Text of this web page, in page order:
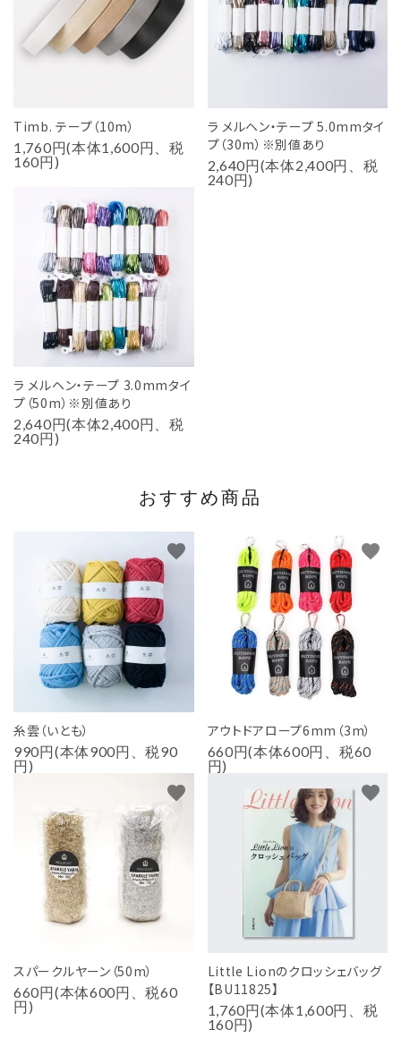
Timb. テープ（10m）
1,760円(本体1,600円、税
160円)
ラ メルヘン・テープ 5.0mmタイ
プ（30m）※別値あり
2,640円(本体2,400円、税
240円)
ラ メルヘン・テープ 3.0mmタイ
プ（50m）※別値あり
2,640円(本体2,400円、税
240円)
おすすめ商品
糸雲（いとも）
990円(本体900円、税90
円)
favorite
アウトドアロープ6mm（3m）
660円(本体600円、税60
円)
favorite
スパークルヤーン（50m）
660円(本体600円、税60
円)
favorite
Little Lionのクロッシェバッグ
【BU11825】
1,760円(本体1,600円、税
160円)
favorite